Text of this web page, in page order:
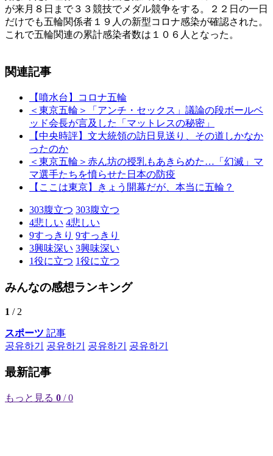
が来月８日まで３３競技でメダル競争をする。２２日の一日
だけでも五輪関係者１９人の新型コロナ感染が確認された。
これで五輪関連の累計感染者数は１０６人となった。
関連記事
【噴水台】コロナ五輪
＜東京五輪＞「アンチ・セックス」議論の段ボールベ
ッド会長が言及した「マットレスの秘密」
【中央時評】文大統領の訪日見送り、その道しかなか
ったのか
＜東京五輪＞赤ん坊の授乳もあきらめた…「幻滅」マ
マ選手たちを憤らせた日本の防疫
【ここは東京】きょう開幕だが、本当に五輪？
303腹立つ 303腹立つ
4悲しい 4悲しい
9すっきり 9すっきり
3興味深い 3興味深い
1役に立つ 1役に立つ
みんなの感想ランキング
1 / 2
スポーツ 記事
공유하기
공유하기 공유하기 공유하기
最新記事
もっと見る 0 / 0